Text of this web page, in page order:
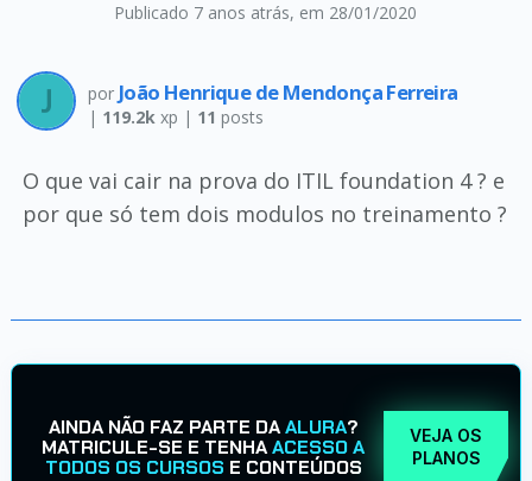
Publicado 7 anos atrás, em 28/01/2020
por João Henrique de Mendonça Ferreira
| 119.2kxp | 11 posts
O que vai cair na prova do ITIL foundation 4 ? e
por que só tem dois modulos no treinamento ?
AINDA NÃO FAZ PARTE DAALURA?
MATRICULE-SE E TENHAACESSO A
TODOS OS CURSOS E CONTEÚDOS
VEJA OS
PLANOS